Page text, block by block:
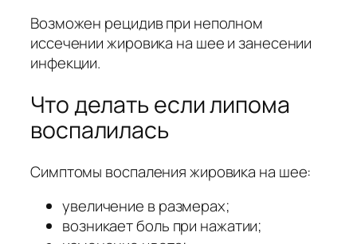
Возможен рецидив при неполном
иссечении жировика на шее и занесении
инфекции.
Что делать если липома
воспалилась
Симптомы воспаления жировика на шее:
увеличение в размерах;
возникает боль при нажатии;